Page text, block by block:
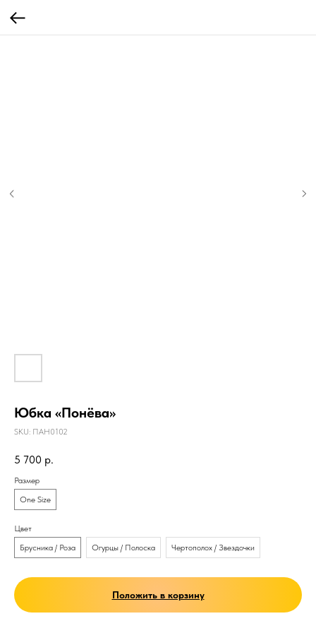
Юбка «Понёва»
SKU: ПАН0102
5 700 р.
Размер
One Size
Цвет
Брусника / Роза
Огурцы / Полоска Чертополох / Звездочки
Положить в корзину